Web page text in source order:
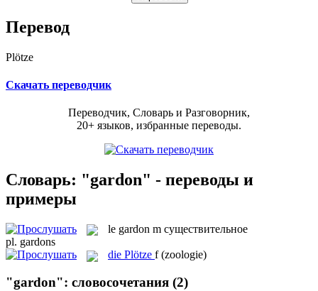
Перевод
Plötze
Скачать переводчик
Переводчик, Словарь и Разговорник,
20+ языков, избранные переводы.
Словарь: "gardon" - переводы и
примеры
le gardon m существительное
pl. gardons
die Plötze f (zoologie)
"gardon": словосочетания (2)